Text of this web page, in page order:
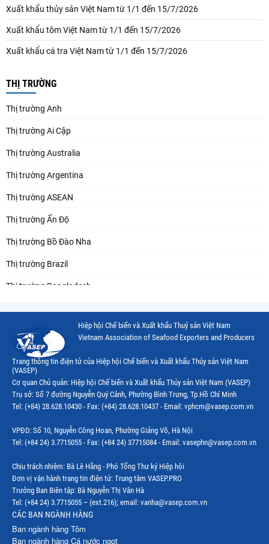
Xuất khẩu thủy sản Việt Nam từ 1/1 đến 15/7/2026
Xuất khẩu tôm Việt Nam từ 1/1 đến 15/7/2026
Xuất khẩu cá tra Việt Nam từ 1/1 đến 15/7/2026
THỊ TRƯỜNG
Thị trường Anh
Thị trường Ai Cập
Thị trường Australia
Thị trường Argentina
Thị trường ASEAN
Thị trường Ấn Độ
Thị trường Bồ Đào Nha
Thị trường Brazil
Thị trường Bangladesh
Thị trường Canada
Thị trường Ecuador
Thị trường EU
Thị trường Indonesia
Thị trường Mỹ
Thị trường Nga
Thị trường Hàn Quốc
Thị trường Nhật Bản
Thị trường Thái Lan
Hiệp hội Chế biến và Xuất khẩu Thuỷ sản Việt Nam
Vietnam Association of Seafood Exporters and Producers
Trang thông tin điện tử của Hiệp hội Chế biến và Xuất khẩu Thủy sản Việt Nam
(VASEP)
Cơ quan Chủ quản: Hiệp hội Chế biến và Xuất khẩu Thủy sản Việt Nam (VASEP)
Trụ sở: Số 7 đường Nguyễn Quý Cảnh, Phường Bình Trưng, Tp.Hồ Chí Minh
Tel: (+84) 28.628.10430 - Fax: (+84) 28.628.10437 - Email: vphcm@vasep.com.vn
VPĐD: Số 10, Nguyễn Công Hoan, Phường Giảng Võ, Hà Nội
Tel: (+84 24) 3.7715055 - Fax: (+84 24) 37715084 - Email: vasephn@vasep.com.vn
Chịu trách nhiệm: Bà Lê Hằng - Phó Tổng Thư ký Hiệp hội
Đơn vị vận hành trang tin điện tử: Trung tâm VASEP.PRO
Trưởng Ban Biên tập: Bà Nguyễn Thị Vân Hà
Tel: (+84 24) 3.7715055 – (ext.216); email: vanha@vasep.com.vn
CÁC BAN NGÀNH HÀNG
Ban ngành hàng Tôm
Ban ngành hàng Cá nước ngọt